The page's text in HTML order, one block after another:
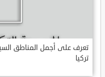
تعرف على أجمل المناطق
تركيا